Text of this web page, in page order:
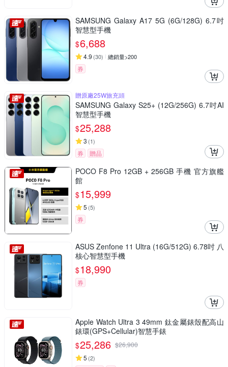
SAMSUNG Galaxy A17 5G (6G/128G) 6.7吋
智慧型手機
$6,688
4.9 (30) 總銷量>200
券
贈原廠25W旅充頭
SAMSUNG Galaxy S25+ (12G/256G) 6.7吋AI
智慧型手機
$25,288
3 (1)
券 贈品
POCO F8 Pro 12GB + 256GB 手機 官方旗艦
館
$15,999
5 (5)
券
ASUS Zenfone 11 Ultra (16G/512G) 6.78吋 八
核心智慧型手機
$18,990
券
Apple Watch Ultra 3 49mm 鈦金屬錶殼配高山
錶環(GPS+Cellular)智慧手錶
$25,286 $26,900
5 (2)